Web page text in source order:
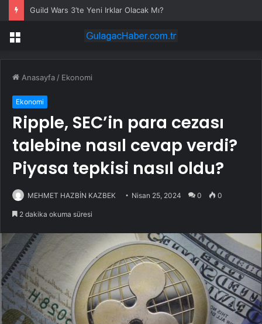
Guild Wars 3’te Yeni Irklar Olacak Mı?
Menü
Anasayfa / Ekonomi
Ekonomi
Ripple, SEC’in para cezası
talebine nasıl cevap verdi?
Piyasa tepkisi nasıl oldu?
MEHMET HAZBİN KAZBEK Nisan 25, 2024 0 0
2 dakika okuma süresi